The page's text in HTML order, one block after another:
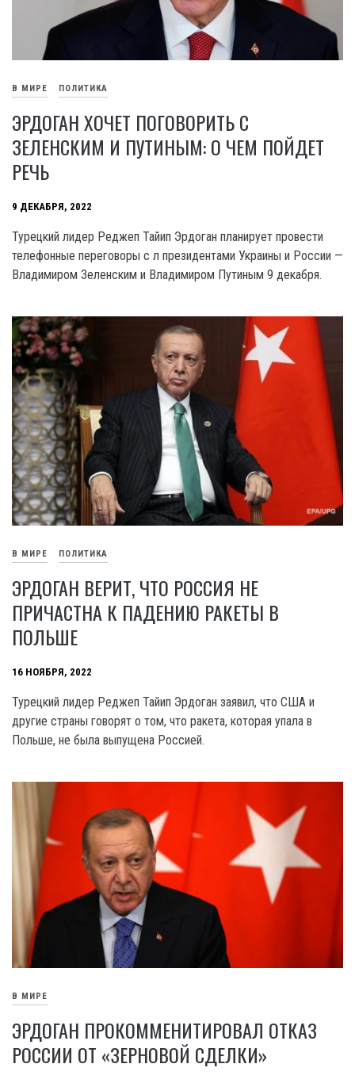
В МИРЕ ПОЛИТИКА
ЭРДОГАН ХОЧЕТ ПОГОВОРИТЬ С
ЗЕЛЕНСКИМ И ПУТИНЫМ: О ЧЕМ ПОЙДЕТ
РЕЧЬ
9 ДЕКАБРЯ, 2022
Турецкий лидер Реджеп Тайип Эрдоган планирует провести
телефонные переговоры с л президентами Украины и России —
Владимиром Зеленским и Владимиром Путиным 9 декабря.
В МИРЕ ПОЛИТИКА
ЭРДОГАН ВЕРИТ, ЧТО РОССИЯ НЕ
ПРИЧАСТНА К ПАДЕНИЮ РАКЕТЫ В
ПОЛЬШЕ
16 НОЯБРЯ, 2022
Турецкий лидер Реджеп Тайип Эрдоган заявил, что США и
другие страны говорят о том, что ракета, которая упала в
Польше, не была выпущена Россией.
В МИРЕ
ЭРДОГАН ПРОКОММЕНИТИРОВАЛ ОТКАЗ
РОССИИ ОТ «ЗЕРНОВОЙ СДЕЛКИ»